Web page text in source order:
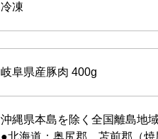
冷凍
岐阜県産豚肉 400g
沖縄県本島を除く全国離島地
●北海道：奥尻郡、苫前郡（